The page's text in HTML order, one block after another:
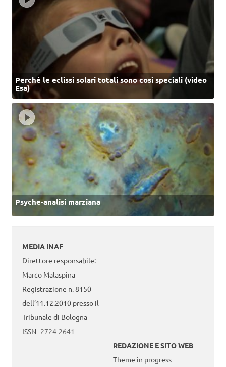
Perché le eclissi solari totali sono così speciali (video
Esa)
Psyche-analisi marziana
MEDIA INAF
Direttore responsabile:
Marco Malaspina
Registrazione n. 8150
dell’11.12.2010 presso il
Tribunale di Bologna
ISSN 2724-2641
REDAZIONE E SITO WEB
Theme in progress -